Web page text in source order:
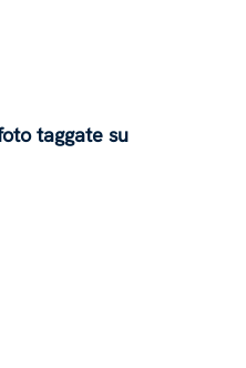
taggate su